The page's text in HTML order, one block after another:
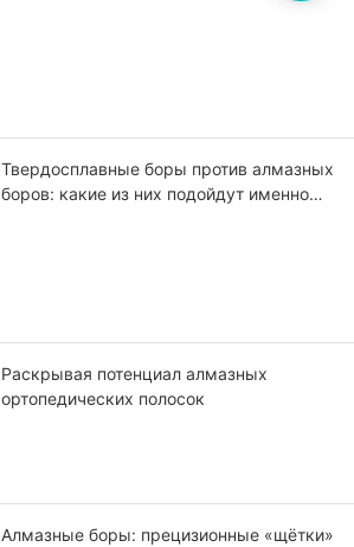
Твердосплавные боры против алмазных
боров: какие из них подойдут именно
Раскрывая потенциал алмазных
ортопедических полосок
Алмазные боры: прецизионные «щётки»